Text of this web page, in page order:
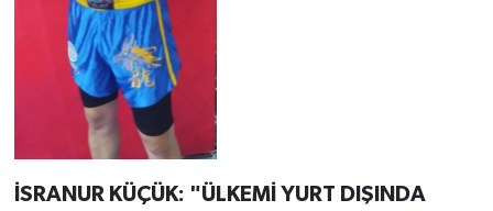
İSRANUR KÜÇÜK: "ÜLKEMİ YURT DIŞINDA